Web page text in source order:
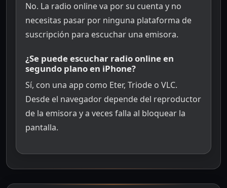
No. La radio online va por su cuenta y no
necesitas pasar por ninguna plataforma de
suscripción para escuchar una emisora.
¿Se puede escuchar radio online en
segundo plano en iPhone?
Sí, con una app como Eter, Triode o VLC.
Desde el navegador depende del reproductor
de la emisora y a veces falla al bloquear la
pantalla.